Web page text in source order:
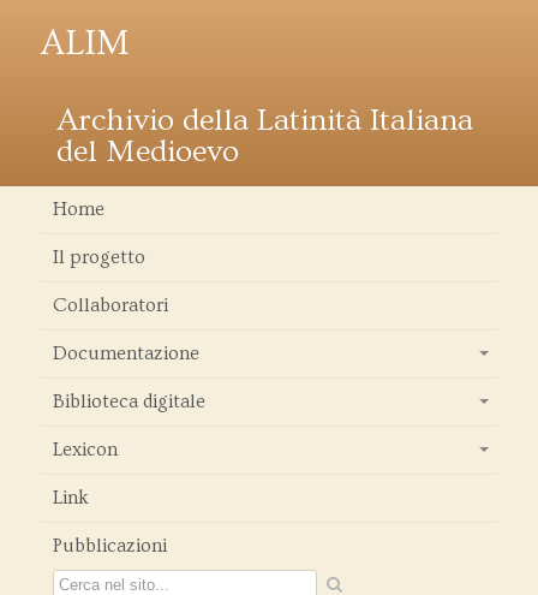
ALIM
Archivio della Latinità Italiana
del Medioevo
Home
Il progetto
Collaboratori
Documentazione
Biblioteca digitale
Lexicon
Link
Pubblicazioni